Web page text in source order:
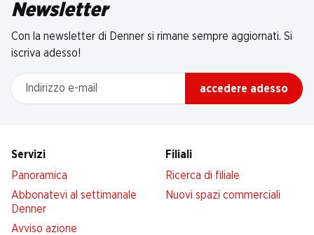
Newsletter
Con la newsletter di Denner si rimane sempre aggiornati. Si
iscriva adesso!
Indirizzo e-mail
accedere adesso
Servizi
Panoramica
Abbonatevi al settimanale
Denner
Avviso azione
Filiali
Ricerca di filiale
Nuovi spazi commerciali